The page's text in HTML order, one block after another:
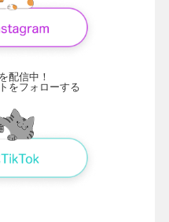
配信中！
をフォローする